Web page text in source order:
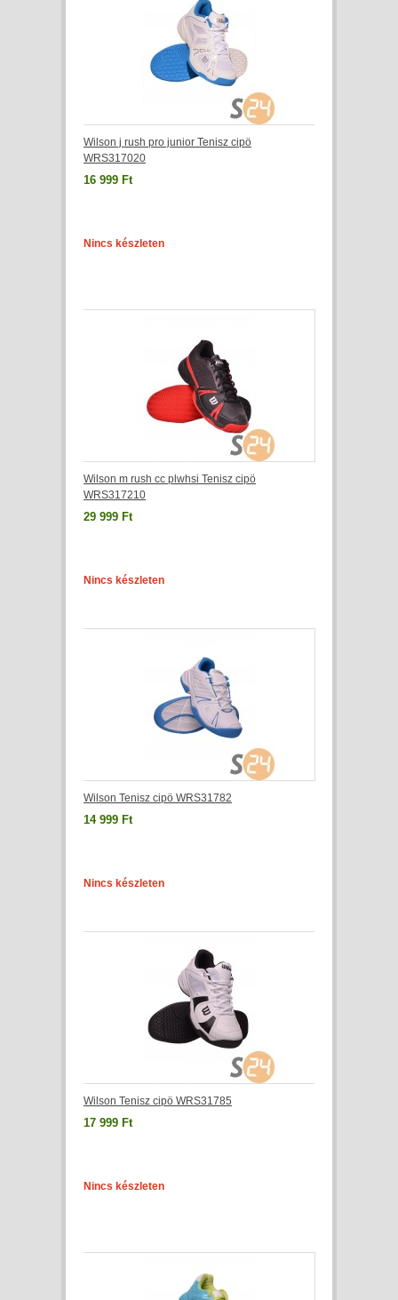
Wilson j rush pro junior Tenisz cipö
WRS317020
16 999 Ft
Nincs készleten
Wilson m rush cc plwhsi Tenisz cipö
WRS317210
29 999 Ft
Nincs készleten
Wilson Tenisz cipö WRS31782
14 999 Ft
Nincs készleten
Wilson Tenisz cipö WRS31785
17 999 Ft
Nincs készleten